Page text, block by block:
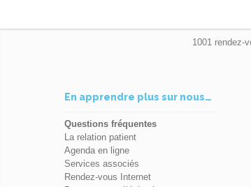
1001 rendez-
En apprendre plus sur nous…
Questions fréquentes
La relation patient
Agenda en ligne
Services associés
Rendez-vous Internet